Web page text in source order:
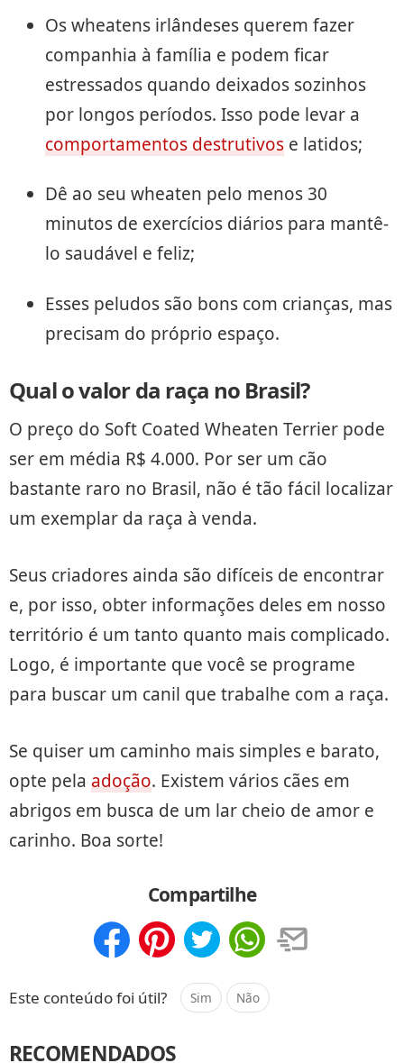
Os wheatens irlândeses querem fazer
companhia à família e podem ficar
estressados ​​quando deixados sozinhos
por longos períodos. Isso pode levar a
comportamentos destrutivos e latidos;
Dê ao seu wheaten pelo menos 30
minutos de exercícios diários para mantê-
lo saudável e feliz;
Esses peludos são bons com crianças, mas
precisam do próprio espaço.
Qual o valor da raça no Brasil?
O preço do Soft Coated Wheaten Terrier pode
ser em média R$ 4.000. Por ser um cão
bastante raro no Brasil, não é tão fácil localizar
um exemplar da raça à venda.
Seus criadores ainda são difíceis de encontrar
e, por isso, obter informações deles em nosso
território é um tanto quanto mais complicado.
Logo, é importante que você se programe
para buscar um canil que trabalhe com a raça.
Se quiser um caminho mais simples e barato,
opte pela adoção. Existem vários cães em
abrigos em busca de um lar cheio de amor e
carinho. Boa sorte!
Compartilhe
Este conteúdo foi útil? Sim Não
RECOMENDADOS